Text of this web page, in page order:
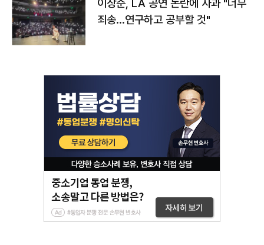
이상준, LA 공연 논란에 사과 "너무
죄송…연구하고 공부할 것"